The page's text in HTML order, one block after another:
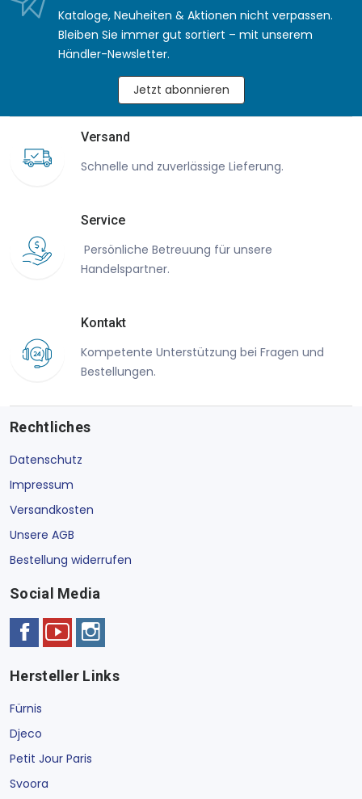
Kataloge, Neuheiten & Aktionen nicht verpassen.
Bleiben Sie immer gut sortiert – mit unserem
Händler-Newsletter.
Jetzt abonnieren
Versand
Schnelle und zuverlässige Lieferung.
Service
Persönliche Betreuung für unsere
Handelspartner.
Kontakt
Kompetente Unterstützung bei Fragen und
Bestellungen.
Rechtliches
Datenschutz
Impressum
Versandkosten
Unsere AGB
Bestellung widerrufen
Social Media
Hersteller Links
Fürnis
Djeco
Petit Jour Paris
Svoora